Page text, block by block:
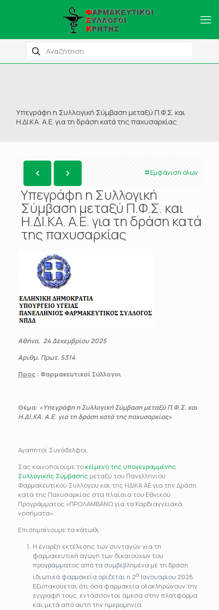
Υπεγράφη η Συλλογική Σύμβαση μεταξύ Π.Φ.Σ. και
Η.ΔΙ.ΚΑ. Α.Ε. για τη δράση κατά της παχυσαρκίας
Εμφάνιση όλων
Υπεγράφη η Συλλογική
Σύμβαση μεταξύ Π.Φ.Σ. και
Η.ΔΙ.ΚΑ. Α.Ε. για τη δράση κατά
της παχυσαρκίας
Αθήνα, 24 Δεκεμβρίου 2025
Αριθμ. Πρωτ. 5314
Προς: Φαρμακευτικοί Σύλλογοι
Θέμα: «Υπεγράφη η Συλλογική Σύμβαση μεταξύ Π.Φ.Σ. και
Η.ΔΙ.ΚΑ. Α.Ε. για τη δράση κατά της παχυσαρκίας»
Αγαπητοί Συνάδελφοι,
Σας κοινοποιούμε τοκείμενο της υπογεγραμμένης
Συλλογικής Σύμβασης μεταξύ του Πανελλήνιου
Φαρμακευτικού Συλλόγου και της ΗΔΙΚΑ ΑΕ για την Δράση
κατά της Παχυσαρκίας στα πλαίσια του Εθνικού
Προγράμματος «ΠΡΟΛΑΜΒΑΝΩ για τα Καρδιαγγειακά
νοσήματα».
Επισημαίνουμε τα κάτωθι:
Η έναρξη εκτέλεσης των συνταγών για τη
φαρμακευτική αγωγή των δικαιούχων του
προγράμματος από τα συμβεβλημένα με τη δράση
ιδιωτικά φαρμακεία ορίζεται η 2α Ιανουαρίου 2026.
Εξυπακούεται ότι όσα φαρμακεία ολοκληρώνουν την
εγγραφή τους, εντάσσονται άμεσα στην πλατφόρμα
και μετά από αυτή την ημερομηνία.